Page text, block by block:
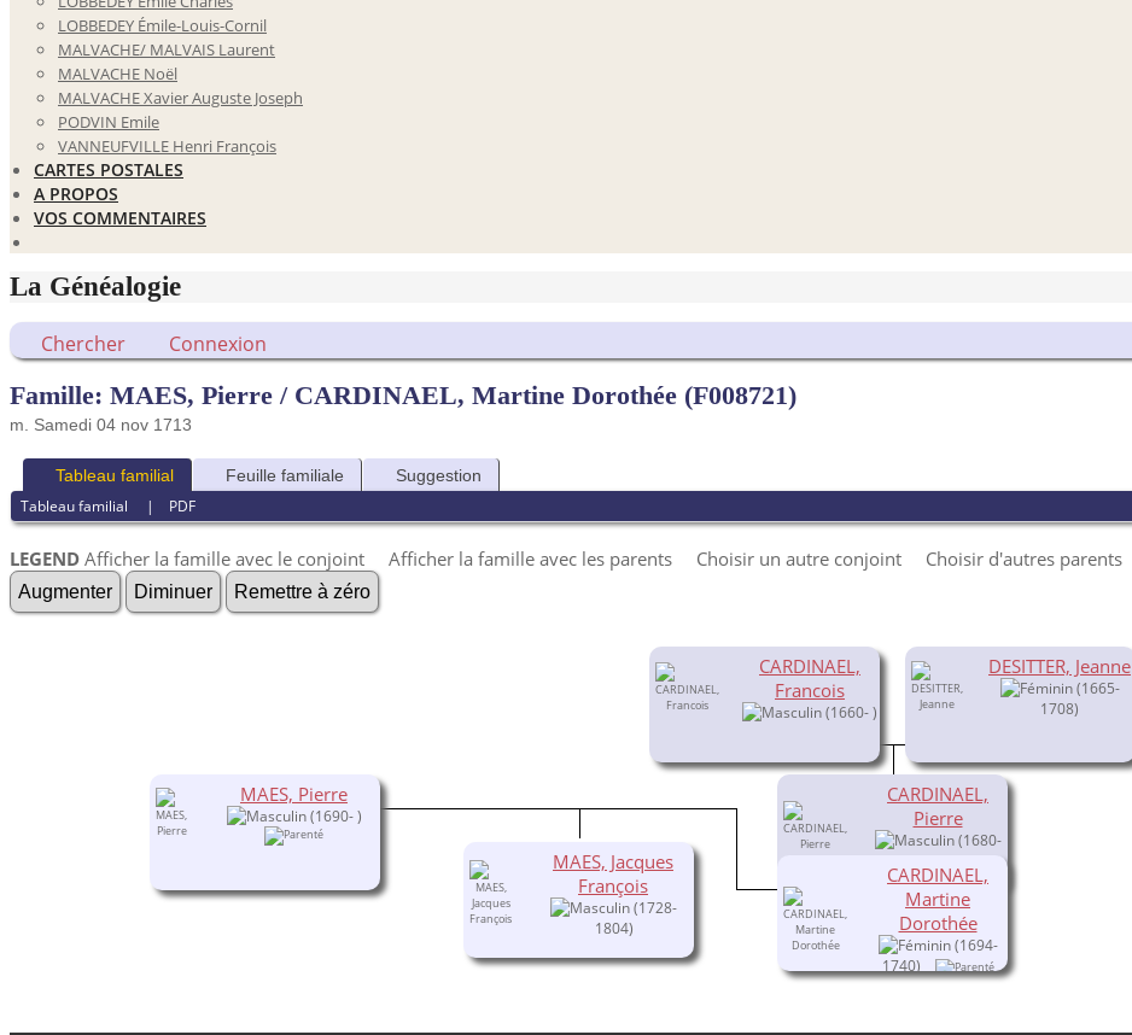
LOBBEDEY Émile-Louis-Cornil
MALVACHE/ MALVAIS Laurent
MALVACHE Noël
MALVACHE Xavier Auguste Joseph
PODVIN Emile
VANNEUFVILLE Henri François
CARTES POSTALES
A PROPOS
VOS COMMENTAIRES
La Généalogie
Chercher Connexion
Famille: MAES, Pierre / CARDINAEL, Martine Dorothée (F008721)
m. Samedi 04 nov 1713
Tableau familial Feuille familiale Suggestion
Tableau familial | PDF
LEGEND Afficher la famille avec le conjoint Afficher la famille avec les parents Choisir un autre conjoint Choisir d'autres parents
Augmenter Diminuer Remettre à zéro
CARDINAEL,
Francois
(1660- )
DESITTER, Jeanne
(1665-
1708)
CARDINAEL,
Pierre
(1680-
MAES, Pierre
(1690- )
CARDINAEL,
Martine
Dorothée
(1694-
1740)
MAES, Jacques
François
(1728-
1804)